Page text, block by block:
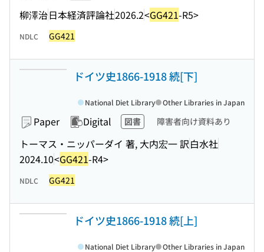
柳澤治日本経済評論社2026.2<GG421-R5>
NDLC GG421
ドイツ史1866-1918 続[下]
Paper Digital 図書 障害者向け資料あり
トーマス・ニッパーダイ 著, 大内宏一 訳白水社
2024.10<GG421-R4>
National Diet Library Other Libraries in Japan
NDLC GG421
ドイツ史1866-1918 続[上]
National Diet Library Other Libraries in Japan